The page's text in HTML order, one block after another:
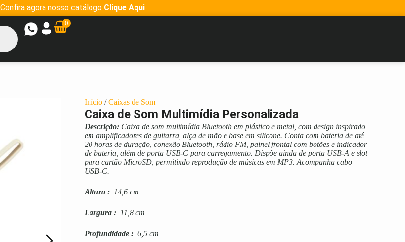
Confira agora nosso catálogo Clique Aqui
0
Início /Caixas de Som
Caixa de Som Multimídia Personalizada
Descrição: Caixa de som multimídia Bluetooth em plástico e metal, com design inspirado
em amplificadores de guitarra, alça de mão e base em silicone. Conta com bateria de até
20 horas de duração, conexão Bluetooth, rádio FM, painel frontal com botões e indicador
de bateria, além de porta USB-C para carregamento. Dispõe ainda de porta USB-A e slot
para cartão MicroSD, permitindo reprodução de músicas em MP3. Acompanha cabo
USB-C.
Altura : 14,6 cm
Largura : 11,8 cm
Profundidade : 6,5 cm